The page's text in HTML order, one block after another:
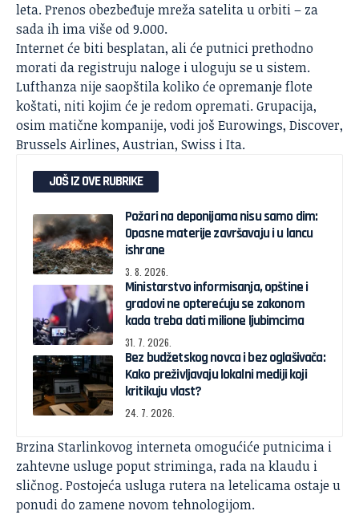
leta. Prenos obezbeđuje mreža satelita u orbiti – za
sada ih ima više od 9.000.
Internetće biti besplatan, ali će putnici prethodno
morati da registruju naloge i uloguju se u sistem.
Lufthanza nije saopštila koliko će opremanje flote
koštati, niti kojim će je redom opremati. Grupacija,
osim matične kompanije, vodi još Eurowings, Discover,
Brussels Airlines, Austrian, Swiss i Ita.
JOŠ IZ OVE RUBRIKE
Požari na deponijama nisu samo dim:
Opasne materije završavaju i u lancu
ishrane
3. 8. 2026.
Ministarstvo informisanja, opštine i
gradovi ne opterećuju se zakonom
kada treba dati milione ljubimcima
31. 7. 2026.
Bez budžetskog novca i bez oglašivača:
Kako preživljavaju lokalni mediji koji
kritikuju vlast?
24. 7. 2026.
Brzina Starlinkovog interneta omogućiće putnicima i
zahtevne usluge poput striminga, rada na klaudu i
sličnog. Postojeća usluga rutera na letelicama ostaje u
ponudi do zamene novom tehnologijom.